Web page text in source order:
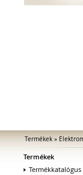
Termékek»
Termékek
Termékkatalógus